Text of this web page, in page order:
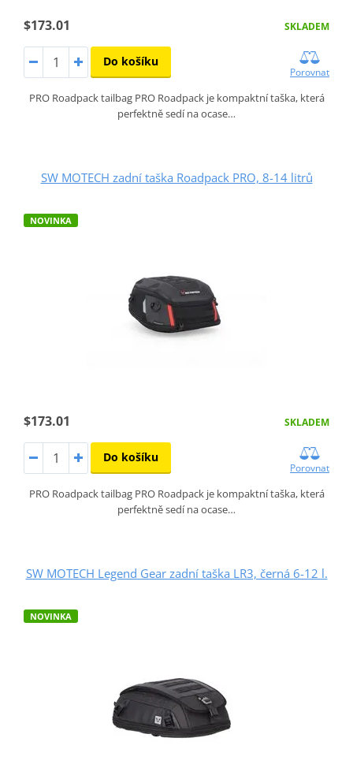
$173.01 SKLADEM
Do košíku
Porovnat
PRO Roadpack tailbag PRO Roadpack je kompaktní taška, která
perfektně sedí na ocase…
SW MOTECH zadní taška Roadpack PRO, 8-14 litrů
NOVINKA
$173.01 SKLADEM
Do košíku
Porovnat
PRO Roadpack tailbag PRO Roadpack je kompaktní taška, která
perfektně sedí na ocase…
SW MOTECH Legend Gear zadní taška LR3, černá 6-12 l.
NOVINKA